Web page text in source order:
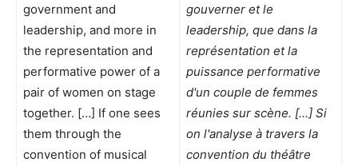
government and
leadership, and more in
the representation and
performative power of a
pair of women on stage
together. […] If one sees
them through the
convention of musical
gouverner et le
leadership, que dans la
représentation et la
puissance performative
d'un couple de femmes
réunies sur scène. [...] Si
on l'analyse à travers la
convention du théâtre